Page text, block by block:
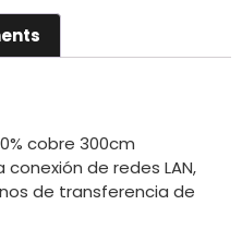
cobre 300cm
de redes LAN,
de transferencia de